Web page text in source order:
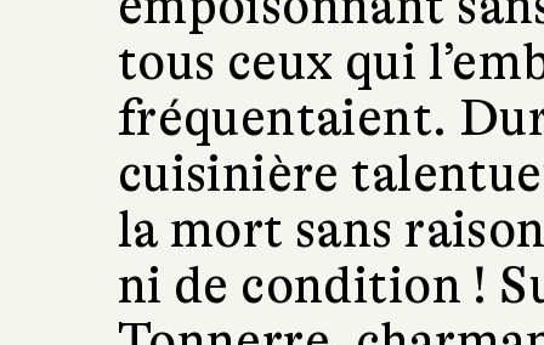
tous ceux qui
fréquentaient.
cuisinière
la mort sans
ni de condition !